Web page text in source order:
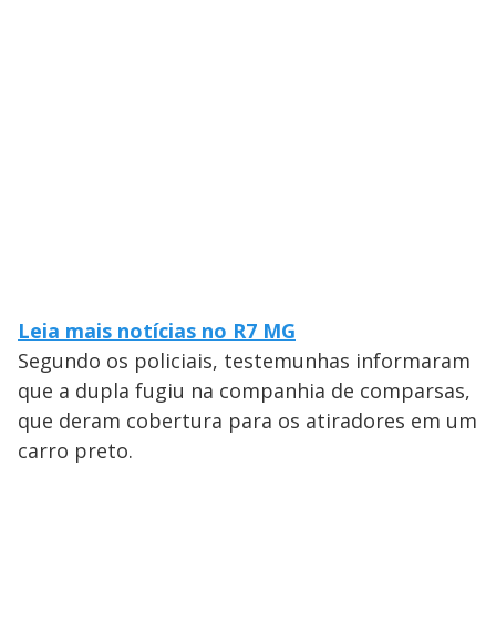
Leia mais notícias no R7 MG
Segundo os policiais, testemunhas informaram
que a dupla fugiu na companhia de comparsas,
que deram cobertura para os atiradores em um
carro preto.